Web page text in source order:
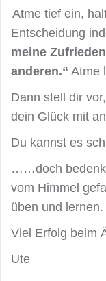
Atme tief ein,
Entscheidung
meine
anderen.“ Atme
Dann stell dir
dein Glück mit
Du kannst es
……doch
vom Himmel
üben und lernen.
Viel Erfolg beim
Ute